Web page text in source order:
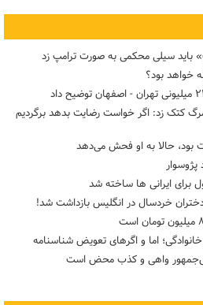
باید سیلی محکمی به صورت ترامپ زد
خواهد بود؟
کتک زد: اگر خواست رضایت بدهد برگردیم
حالا به او فحش می‌دهد
خردسال در انگلیس بازداشت شد!
اما و اگرهای تعویض شناسنامه
واهی و کذب محض است